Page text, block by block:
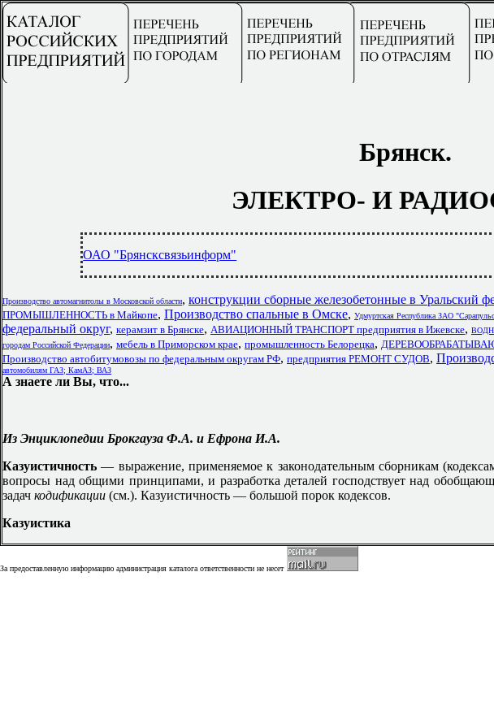
Брянск.
ЭЛЕКТРО- И
ОАО "Брянсксвязьинформ"
Производство автомагнитолы в Московской области, конструкции сборные железобетонные в Уральский
ПРОМЫШЛЕННОСТЬ в Майкопе, Производство спальные в Омске, Удмуртская Республика ЗАО
федеральный округ, керамзит в Брянске, АВИАЦИОННЫЙ ТРАНСПОРТ предприятия в Ижевске,
городам Российской Федерации, мебель в Приморском крае, промышленность Белорецка,
Производство автобитумовозы по федеральным округам РФ, предприятия РЕМОНТ СУДОВ,
автомобилям ГАЗ; КамАЗ; ВАЗ
А знаете ли Вы, что...
Из Энциклопедии Брокгауза Ф.А. и Ефрона И.А.
Казуистичность— выражение, применяемое к законодательным сборникам
вопросы над общими принципами, и разработка деталей господствует над
задач кодификации (см.). Казуистичность — большой порок кодексов.
Казуистика
За предоставленную информацию администрация каталога ответственности не несет